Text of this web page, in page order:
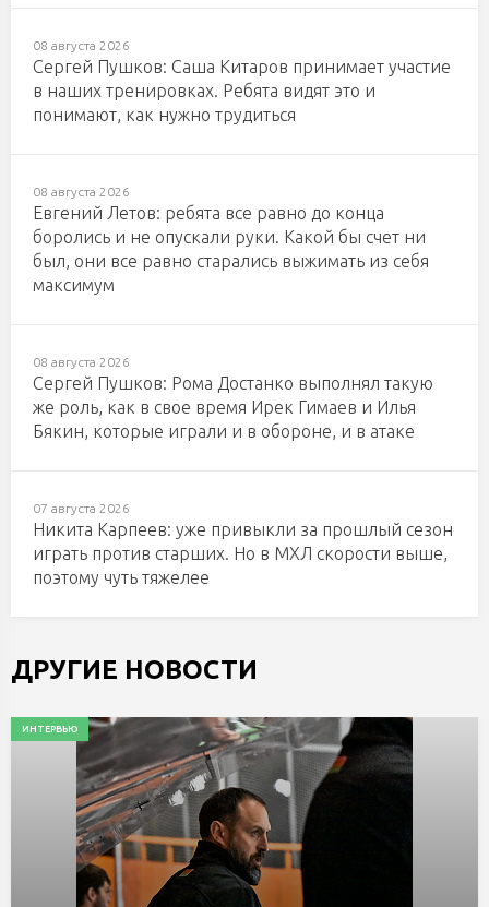
08 августа 2026
Сергей Пушков: Саша Китаров принимает участие
в наших тренировках. Ребята видят это и
понимают, как нужно трудиться
08 августа 2026
Евгений Летов: ребята все равно до конца
боролись и не опускали руки. Какой бы счет ни
был, они все равно старались выжимать из себя
максимум
08 августа 2026
Сергей Пушков: Рома Достанко выполнял такую
же роль, как в свое время Ирек Гимаев и Илья
Бякин, которые играли и в обороне, и в атаке
07 августа 2026
Никита Карпеев: уже привыкли за прошлый сезон
играть против старших. Но в МХЛ скорости выше,
поэтому чуть тяжелее
ДРУГИЕ НОВОСТИ
ИНТЕРВЬЮ